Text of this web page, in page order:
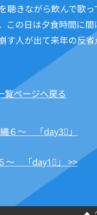
聴きながら飲んで歌っ
この日は夕食時間に間
す人が出て来年の反省
覧ページへ戻る
６～ 「day3⃣」
～ 「day1⃣」 >>